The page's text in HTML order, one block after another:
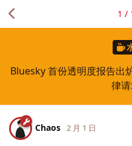
Bluesky 首份透明度报告出
律
1 /
Chaos 2 月 1 日